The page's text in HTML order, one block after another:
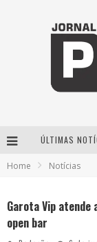
ÚLTIMAS
Home Notícias
Garota Vip atende
open bar